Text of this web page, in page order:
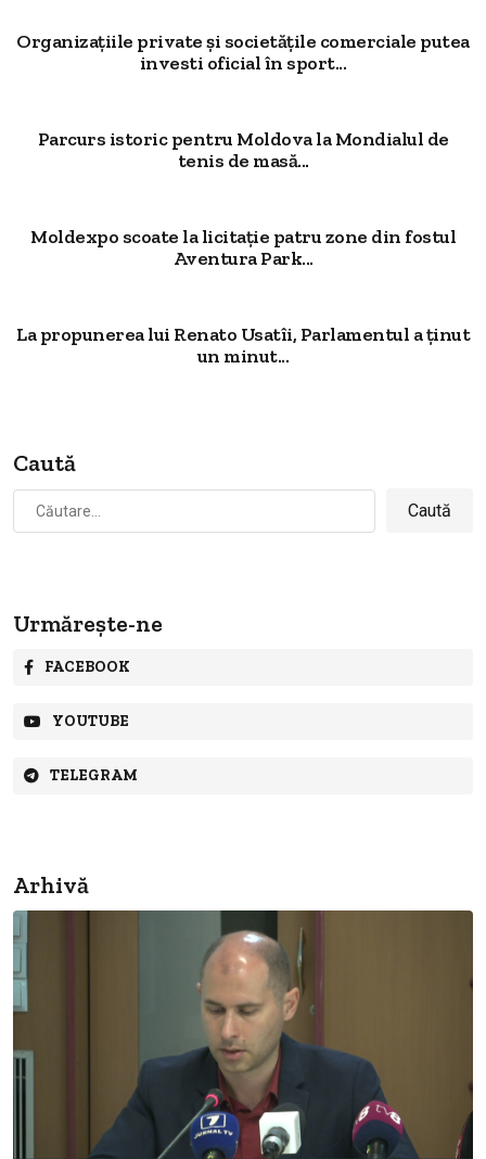
Organizațiile private și societățile comerciale putea
investi oficial în sport...
Parcurs istoric pentru Moldova la Mondialul de
tenis de masă...
Moldexpo scoate la licitație patru zone din fostul
Aventura Park...
La propunerea lui Renato Usatîi, Parlamentul a ținut
un minut...
Caută
Caută
după:
Urmărește-ne
FACEBOOK
YOUTUBE
TELEGRAM
Arhivă